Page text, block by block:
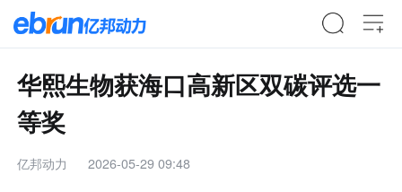
华熙生物获海口高新区双碳评选一
等奖
亿邦动力 2026-05-29 09:48